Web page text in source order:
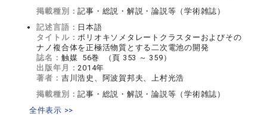
掲載種別：記事・総説・解説・論説等（学術雑誌）
記述言語： 日本語
タイトル： ポリオキソメタレートクラスターおよびその
ナノ複合体を正極活物質とする二次電池の開発
誌名： 触媒 56巻 （頁 353 ～ 359）
出版年月： 2014年
著者： 吉川浩史、阿波賀邦夫、上村光浩
掲載種別：記事・総説・解説・論説等（学術雑誌）
全件表示 >>